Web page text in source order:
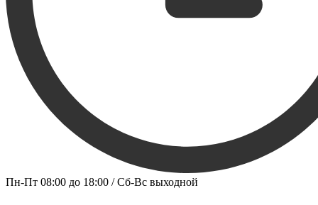
Пн-Пт 08:00 до 18:00 / Сб-Вс выходной